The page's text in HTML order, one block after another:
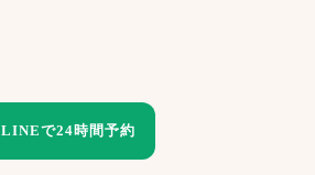
LINEで24時間予約